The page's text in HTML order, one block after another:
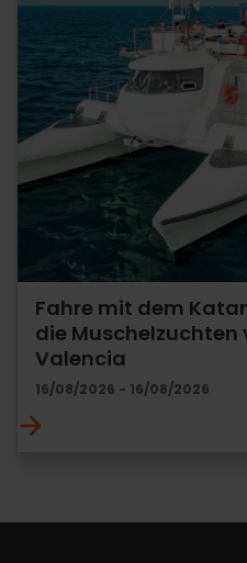
Fahre mit dem
die Muschelzuchten
Valencia
16/08/2026 - 16/08/2026